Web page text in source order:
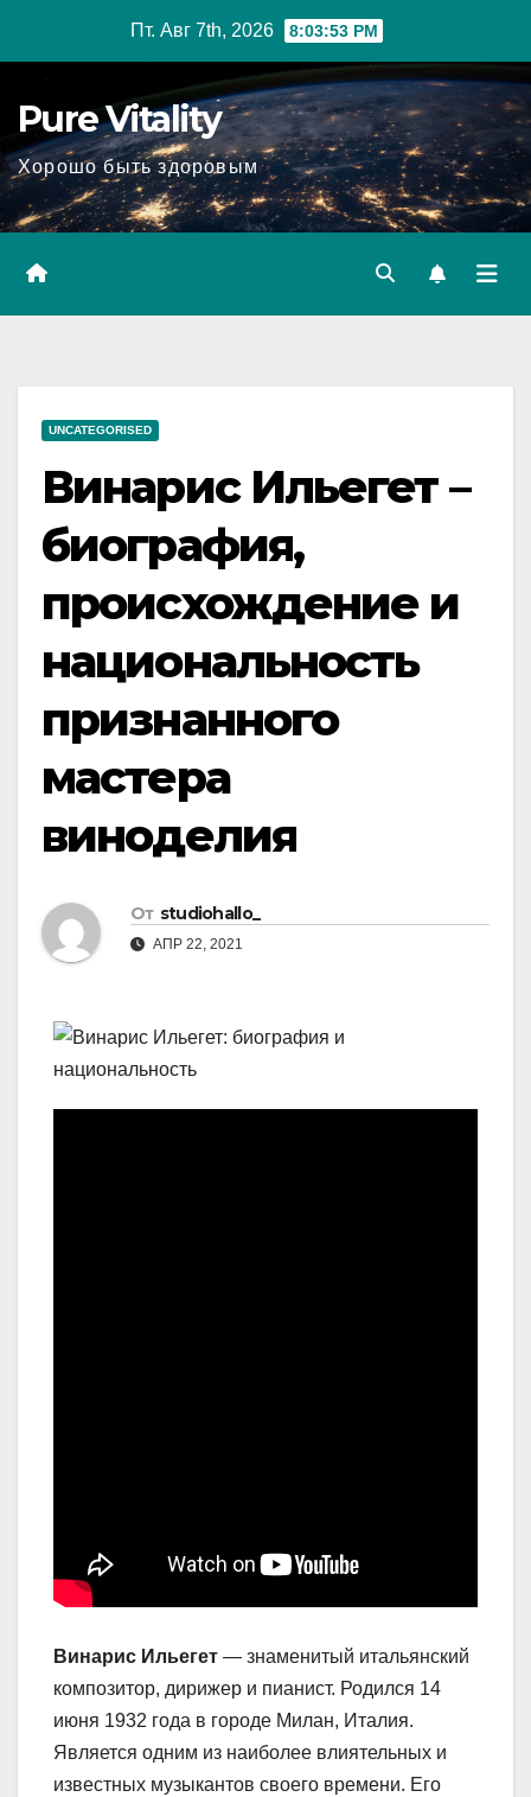
Пт. Авг 7th, 2026 8:03:54 PM
Pure Vitality
Хорошо быть здоровым
UNCATEGORISED
Винарис Ильегет –
биография,
происхождение и
национальность
признанного
мастера
виноделия
От studiohallo_
АПР 22, 2021
Винарис Ильегет — знаменитый итальянский
композитор, дирижер и пианист. Родился 14
июня 1932 года в городе Милан, Италия.
Является одним из наиболее влиятельных и
известных музыкантов своего времени. Его